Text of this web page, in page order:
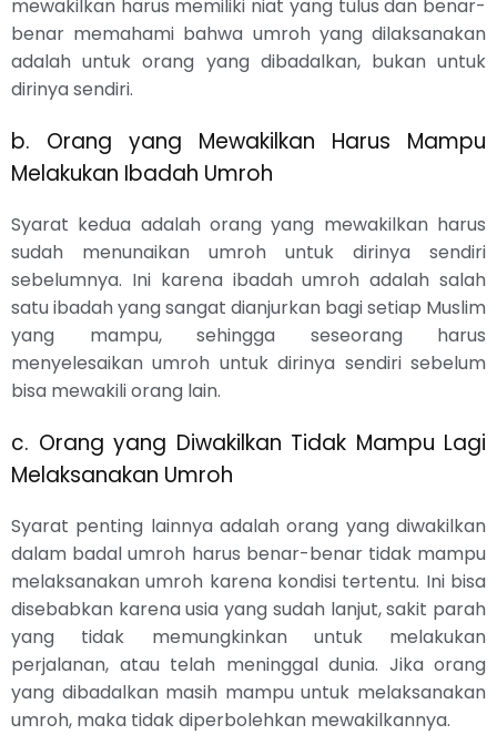
mewakilkan harus memiliki niat yang tulus dan benar-
benar memahami bahwa umroh yang dilaksanakan
adalah untuk orang yang dibadalkan, bukan untuk
dirinya sendiri.
b. Orang yang Mewakilkan Harus Mampu
Melakukan Ibadah Umroh
Syarat kedua adalah orang yang mewakilkan harus
sudah menunaikan umroh untuk dirinya sendiri
sebelumnya. Ini karena ibadah umroh adalah salah
satu ibadah yang sangat dianjurkan bagi setiap Muslim
yang mampu, sehingga seseorang harus
menyelesaikan umroh untuk dirinya sendiri sebelum
bisa mewakili orang lain.
c. Orang yang Diwakilkan Tidak Mampu Lagi
Melaksanakan Umroh
Syarat penting lainnya adalah orang yang diwakilkan
dalam badal umroh harus benar-benar tidak mampu
melaksanakan umroh karena kondisi tertentu. Ini bisa
disebabkan karena usia yang sudah lanjut, sakit parah
yang tidak memungkinkan untuk melakukan
perjalanan, atau telah meninggal dunia. Jika orang
yang dibadalkan masih mampu untuk melaksanakan
umroh, maka tidak diperbolehkan mewakilkannya.